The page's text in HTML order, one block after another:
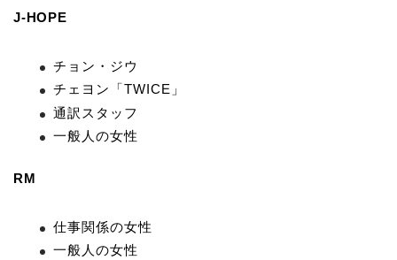
J-HOPE
チョン・ジウ
チェヨン「TWICE」
通訳スタッフ
一般人の女性
RM
仕事関係の女性
一般人の女性